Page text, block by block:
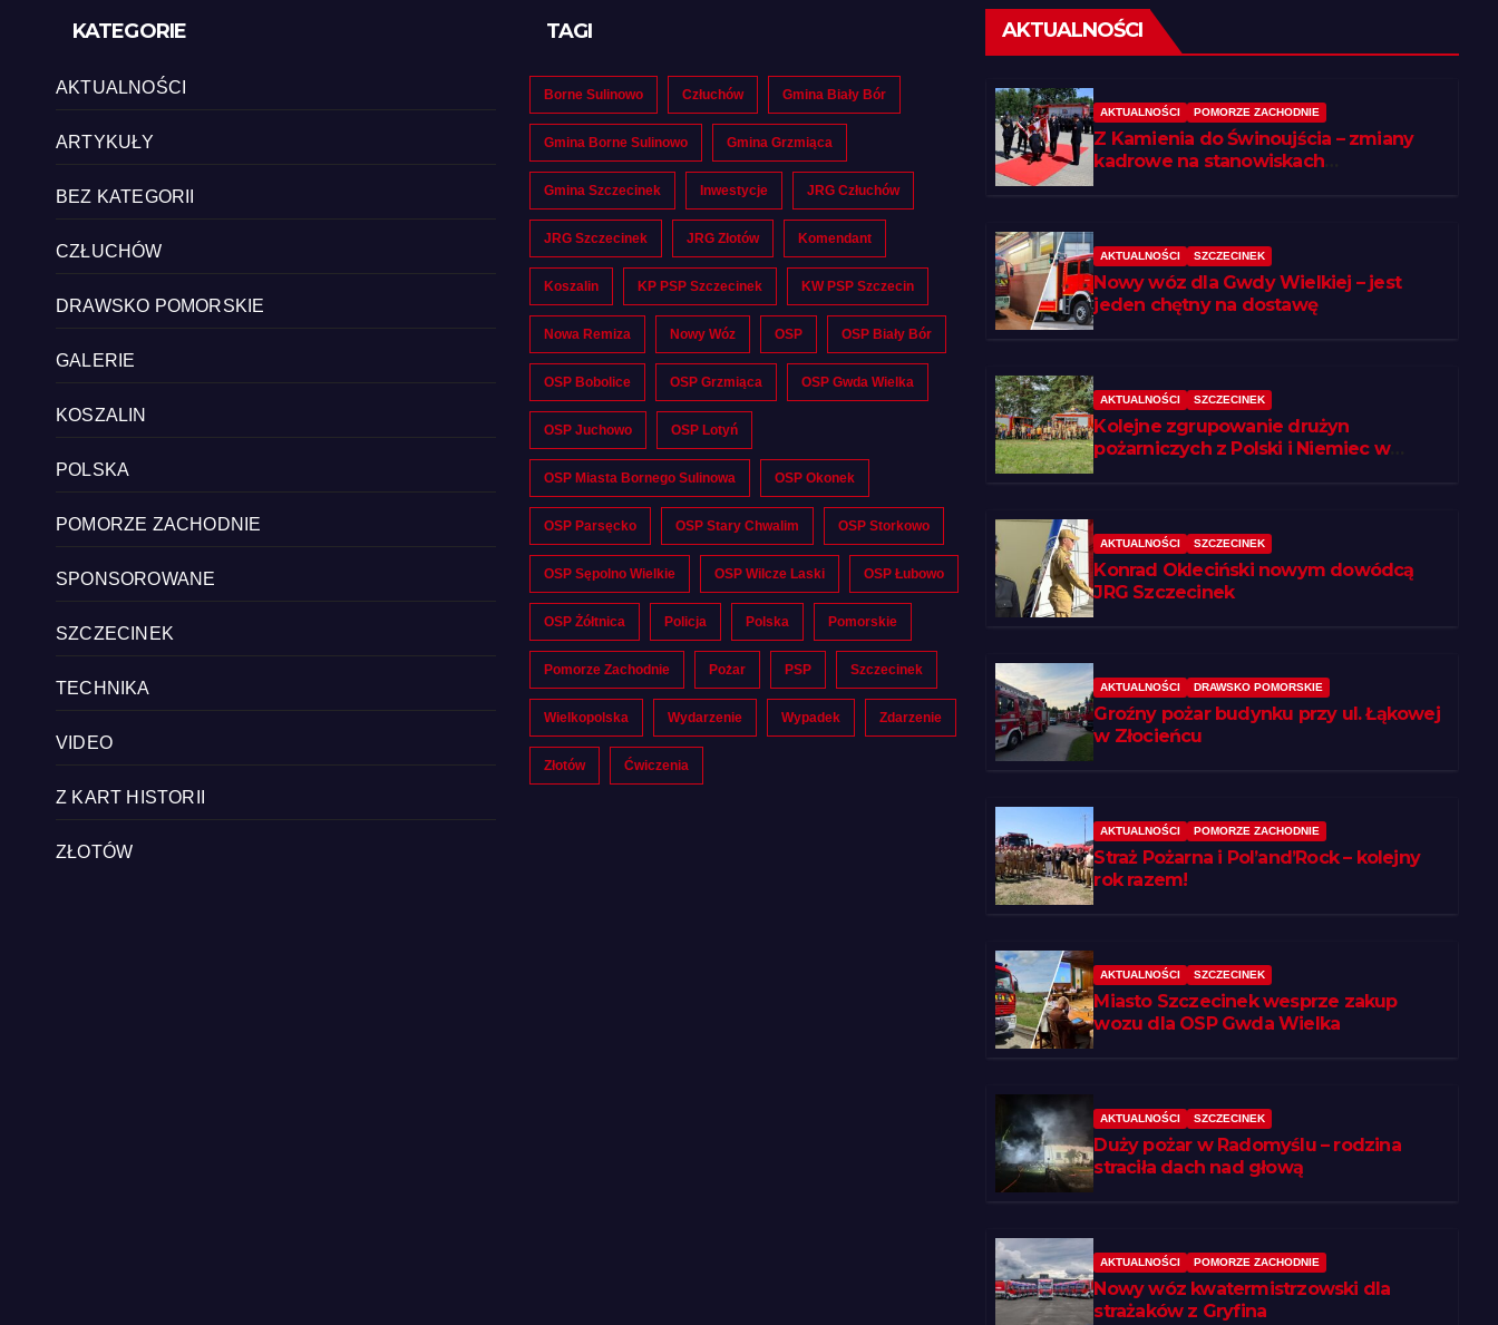
KATEGORIE
AKTUALNOŚCI
ARTYKUŁY
BEZ KATEGORII
CZŁUCHÓW
DRAWSKO POMORSKIE
GALERIE
KOSZALIN
POLSKA
POMORZE ZACHODNIE
SPONSOROWANE
SZCZECINEK
TECHNIKA
VIDEO
Z KART HISTORII
ZŁOTÓW
TAGI
Borne Sulinowo Człuchów Gmina Biały Bór
Gmina Borne Sulinowo Gmina Grzmiąca
Gmina Szczecinek Inwestycje JRG Człuchów
JRG Szczecinek JRG Złotów Komendant
Koszalin KP PSP Szczecinek KW PSP Szczecin
Nowa Remiza Nowy Wóz OSP OSP Biały Bór
OSP Bobolice OSP Grzmiąca OSP Gwda Wielka
OSP Juchowo OSP Lotyń
OSP Miasta Bornego Sulinowa OSP Okonek
OSP Parsęcko OSP Stary Chwalim OSP Storkowo
OSP Sępolno Wielkie OSP Wilcze Laski OSP Łubowo
OSP Żółtnica Policja Polska Pomorskie
Pomorze Zachodnie Pożar PSP Szczecinek
Wielkopolska Wydarzenie Wypadek Zdarzenie
Złotów Ćwiczenia
AKTUALNOŚCI
AKTUALNOŚCI POMORZE ZACHODNIE
Z Kamienia do Świnoujścia – zmiany
kadrowe na stanowiskach
AKTUALNOŚCI SZCZECINEK
Nowy wóz dla Gwdy Wielkiej – jest
jeden chętny na dostawę
AKTUALNOŚCI SZCZECINEK
Kolejne zgrupowanie drużyn
pożarniczych z Polski i Niemiec w
AKTUALNOŚCI SZCZECINEK
Konrad Okleciński nowym dowódcą
JRG Szczecinek
AKTUALNOŚCI DRAWSKO POMORSKIE
Groźny pożar budynku przy ul. Łąkowej
w Złocieńcu
AKTUALNOŚCI POMORZE ZACHODNIE
Straż Pożarna i Pol’and’Rock – kolejny
rok razem!
AKTUALNOŚCI SZCZECINEK
Miasto Szczecinek wesprze zakup
wozu dla OSP Gwda Wielka
AKTUALNOŚCI SZCZECINEK
Duży pożar w Radomyślu – rodzina
straciła dach nad głową
AKTUALNOŚCI POMORZE ZACHODNIE
Nowy wóz kwatermistrzowski dla
strażaków z Gryfina